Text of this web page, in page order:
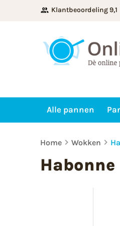
Klantbeoordeling 9,1
Alle pannen
Home Wokken